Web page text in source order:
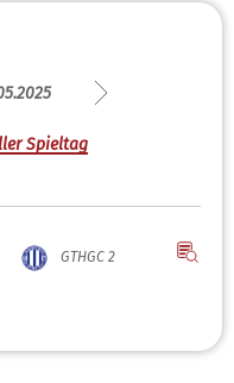
Spieltag
GTHGC 2